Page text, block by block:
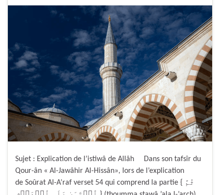
Sujet : Explication de l’istiwâ de Allâh Dans son tafsîr du
Qour-ân « Al-Jawâhir Al-Hissân», lors de l’explication
de Soûrat Al-A’raf verset 54 qui comprend la partie { ثُمَّ